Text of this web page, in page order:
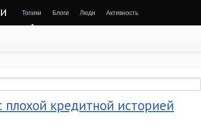
Топики Блоги Люди Активность
кредитной историей